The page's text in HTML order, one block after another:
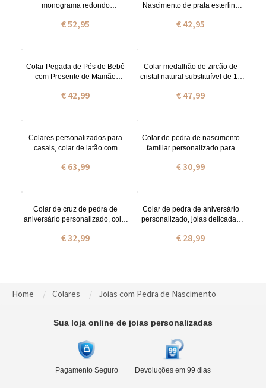
monograma redondo
€ 52,95
Nascimento de prata esterlina
€ 42,95
Colar Pegada de Pés de Bebê
com Presente de Mamãe
€ 42,99
Colar medalhão de zircão de
cristal natural substituível de 10
925, presente de
€ 47,99
Colares personalizados para
casais, colar de latão com
acessórios femininos
€ 63,99
Colar de pedra de nascimento
familiar personalizado para
de nascimento, presente para
€ 30,99
Colar de cruz de pedra de
aniversário personalizado, colar
mulheres, joias de pedra de
€ 32,99
Colar de pedra de aniversário
personalizado, joias delicadas
aniversário/aniversário/dia das
€ 28,99
Home Colares Joias com Pedra de Nascimento
Sua loja online de joias personalizadas
Pagamento Seguro Devoluções em 99 dias